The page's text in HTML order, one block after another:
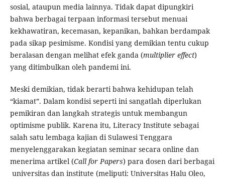
sosial, ataupun media lainnya. Tidak dapat dipungkiri
bahwa berbagai terpaan informasi tersebut menuai
kekhawatiran, kecemasan, kepanikan, bahkan berdampak
pada sikap pesimisme. Kondisi yang demikian tentu cukup
beralasan dengan melihat efek ganda (multiplier effect)
yang ditimbulkan oleh pandemi ini.
Meski demikian, tidak berarti bahwa kehidupan telah
“kiamat”. Dalam kondisi seperti ini sangatlah diperlukan
pemikiran dan langkah strategis untuk membangun
optimisme publik. Karena itu, Literacy Institute sebagai
salah satu lembaga kajian di Sulawesi Tenggara
menyelenggarakan kegiatan seminar secara online dan
menerima artikel (Call for Papers) para dosen dari berbagai
universitas dan institute (meliputi: Universitas Halu Oleo,